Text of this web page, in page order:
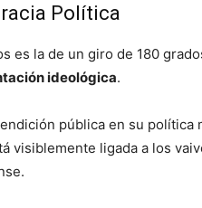
Política
es la de un giro de 180
ideológica.
pública en su política
visiblemente ligada a los